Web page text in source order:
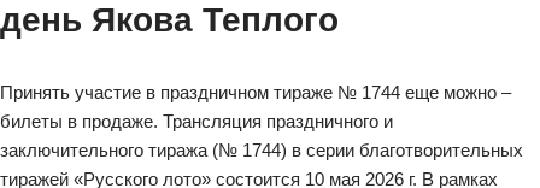
день Якова Теплого
Принять участие в праздничном тираже № 1744 еще можно –
билеты в продаже. Трансляция праздничного и
заключительного тиража (№ 1744) в серии благотворительных
тиражей «Русского лото» состоится 10 мая 2026 г. В рамках